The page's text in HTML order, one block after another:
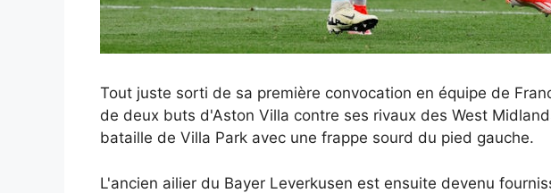
Tout juste sorti de sa première convocation en équipe de
de deux buts d'Aston Villa contre ses rivaux des West
bataille de Villa Park avec une frappe sourd du pied gauche.
L'ancien ailier du Bayer Leverkusen est ensuite devenu